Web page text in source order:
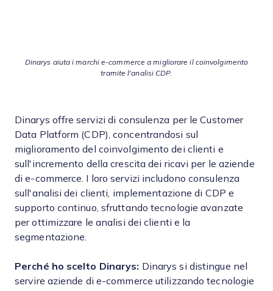
Dinarys aiuta i marchi e-commerce a migliorare il coinvolgimento
tramite l'analisi CDP.
Dinarys offre servizi di consulenza per le Customer
Data Platform (CDP), concentrandosi sul
miglioramento del coinvolgimento dei clienti e
sull'incremento della crescita dei ricavi per le aziende
di e-commerce. I loro servizi includono consulenza
sull'analisi dei clienti, implementazione di CDP e
supporto continuo, sfruttando tecnologie avanzate
per ottimizzare le analisi dei clienti e la
segmentazione.
Perché ho scelto Dinarys: Dinarys si distingue nel
servire aziende di e-commerce utilizzando tecnologie